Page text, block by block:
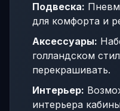
Подвеска:
для комфорта и
Аксессуары:
голландском
перекрашивать.
Интерьер:
интерьера